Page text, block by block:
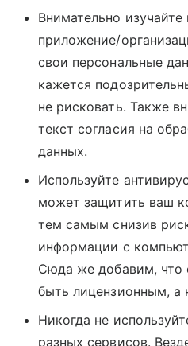
Внимательно
приложение/
свои персональные
кажется
не рисковать. Также
текст согласия на
данных.
Используйте
может защитить ваш
тем самым снизив
информации с
Сюда же добавим, что
быть лицензионным, а
Никогда не
разных сервисов.